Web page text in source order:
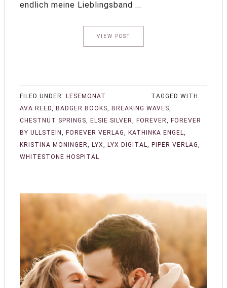
endlich meine Lieblingsband ...
VIEW POST
FILED UNDER: LESEMONAT
TAGGED WITH:
AVA REED, BADGER BOOKS, BREAKING WAVES,
CHESTNUT SPRINGS, ELSIE SILVER, FOREVER, FOREVER
BY ULLSTEIN , FOREVER VERLAG, KATHINKA ENGEL,
KRISTINA MONINGER, LYX, LYX DIGITAL, PIPER VERLAG,
WHITESTONE HOSPITAL